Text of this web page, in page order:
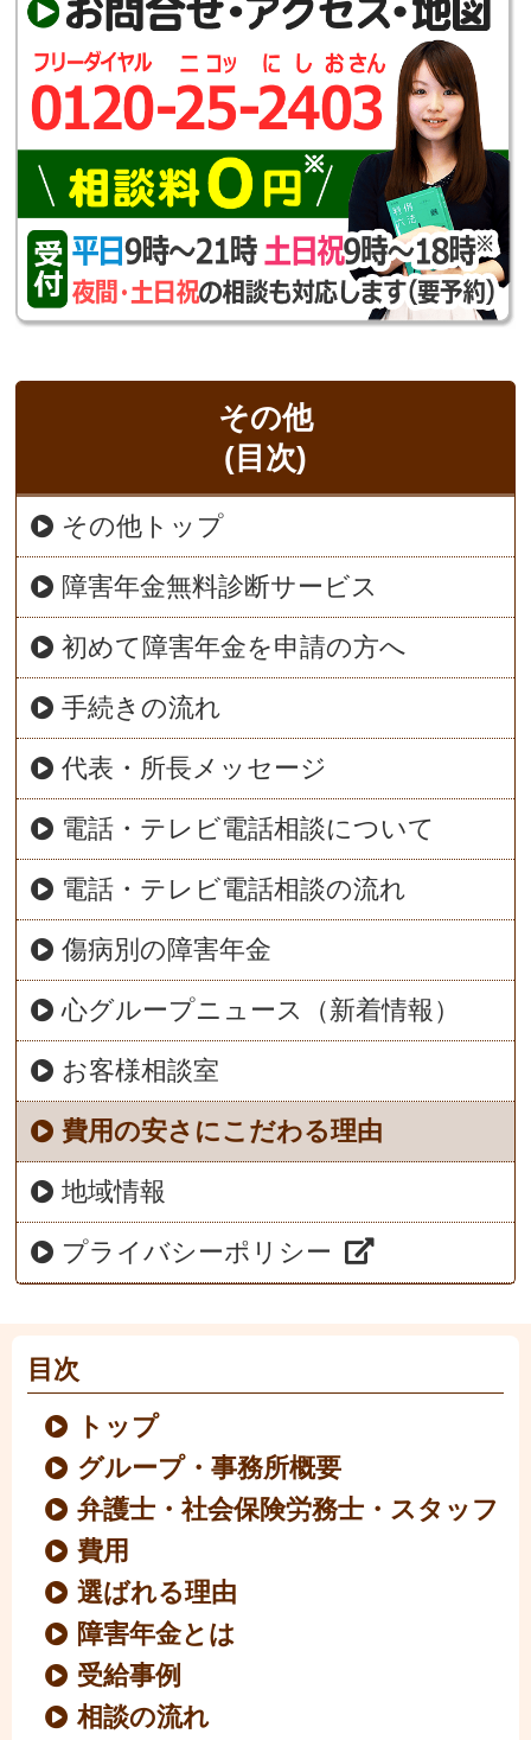
その他
(目次)
その他トップ
障害年金無料診断サービス
初めて障害年金を申請の方へ
手続きの流れ
代表・所長メッセージ
電話・テレビ電話相談について
電話・テレビ電話相談の流れ
傷病別の障害年金
心グループニュース（新着情報）
お客様相談室
費用の安さにこだわる理由
地域情報
プライバシーポリシー
目次
トップ
グループ・事務所概要
弁護士・社会保険労務士・スタッフ
費用
選ばれる理由
障害年金とは
受給事例
相談の流れ